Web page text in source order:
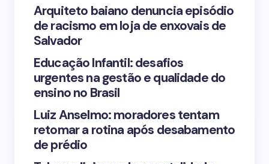
Save my name and email in this browser for the
Submit Comment
Arquiteto baiano denuncia episódio
de racismo em loja de enxovais de
Salvador
Educação Infantil: desafios
urgentes na gestão e qualidade do
ensino no Brasil
Luiz Anselmo: moradores tentam
retomar a rotina após desabamento
de prédio